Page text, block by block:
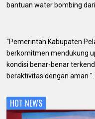
bantuan water bombing dari
"Pemerintah Kabupaten
berkomitmen mendukung
kondisi benar-benar
beraktivitas dengan aman
HOT NEWS